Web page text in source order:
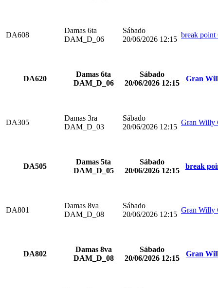
DA608
Damas 6ta
DAM_D_06
Sábado
20/06/2026 12:15
break point
DA620
Damas 6ta
DAM_D_06
Sábado
20/06/2026 12:15
Gran
DA305
Damas 3ra
DAM_D_03
Sábado
20/06/2026 12:15
Gran Willy
DA505
Damas 5ta
DAM_D_05
Sábado
20/06/2026 12:15
break
DA801
Damas 8va
DAM_D_08
Sábado
20/06/2026 12:15
Gran Willy
DA802
Damas 8va
DAM_D_08
Sábado
20/06/2026 12:15
Gran